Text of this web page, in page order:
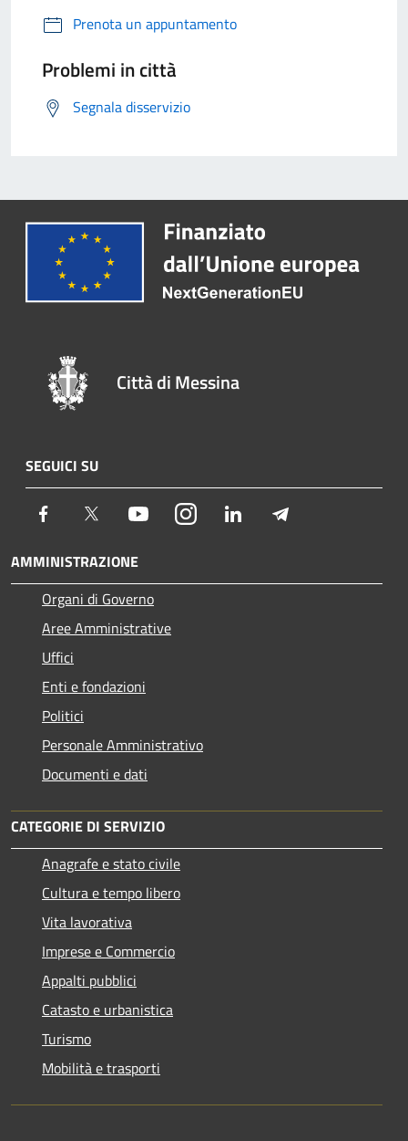
Prenota un appuntamento
Problemi in città
Segnala disservizio
Città di Messina
SEGUICI SU
Facebook Twitter YoutubeInstagram LinkedIn
AMMINISTRAZIONE
Organi di Governo
Aree Amministrative
Uffici
Enti e fondazioni
Politici
Personale Amministrativo
Documenti e dati
CATEGORIE DI SERVIZIO
Anagrafe e stato civile
Cultura e tempo libero
Vita lavorativa
Imprese e Commercio
Appalti pubblici
Catasto e urbanistica
Turismo
Mobilità e trasporti